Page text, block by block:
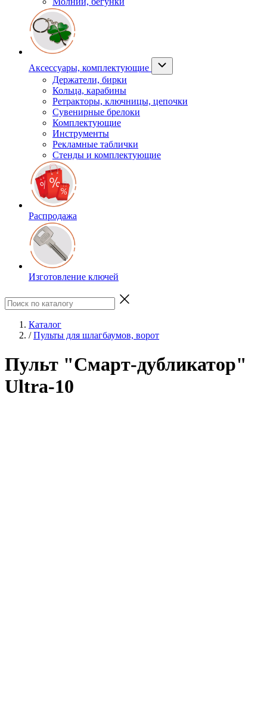
Аксессуары, комплектующие
Держатели, бирки
Кольца, карабины
Ретракторы, ключницы, цепочки
Сувенирные брелоки
Комплектующие
Инструменты
Рекламные таблички
Стенды и комплектующие
Распродажа
Изготовление ключей
Каталог
/ Пульты для шлагбаумов, ворот
Пульт "Смарт-дубликатор"
Ultra-10